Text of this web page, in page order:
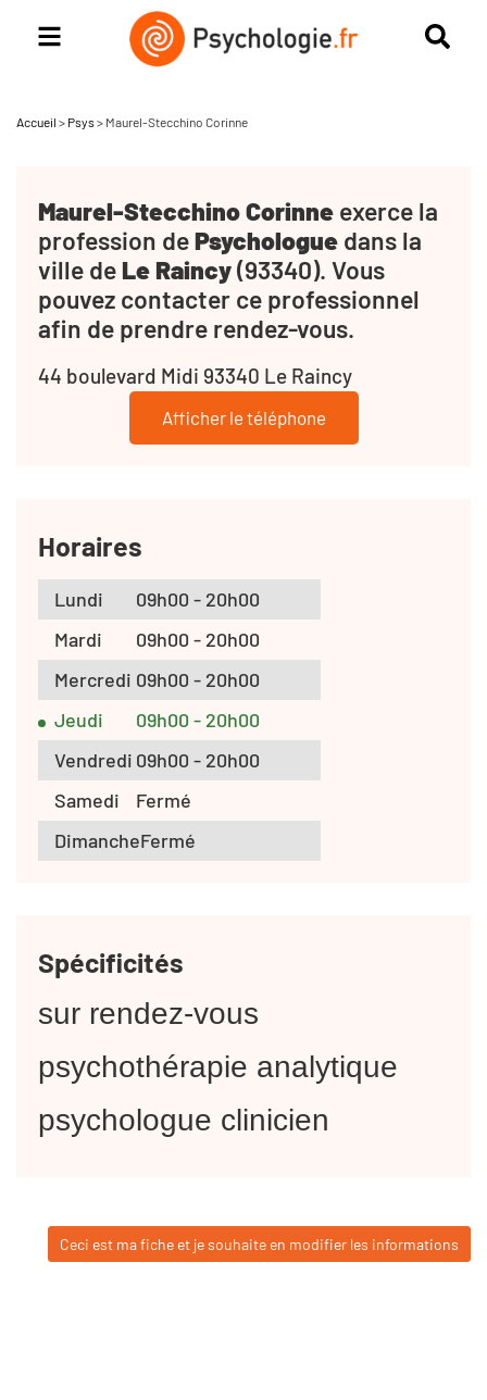
Accueil > Psys > Maurel-Stecchino Corinne
Maurel-Stecchino Corinne exerce la
profession dePsychologue dans la
ville de Le Raincy(93340). Vous
pouvez contacter ce professionnel
afin de prendre rendez-vous.
44 boulevard Midi 93340 Le Raincy
Afficher le téléphone
Horaires
Lundi
09h00 - 20h00
Mardi
09h00 - 20h00
Mercredi 09h00 - 20h00
Jeudi
09h00 - 20h00
Vendredi 09h00 - 20h00
Samedi
Fermé
DimancheFermé
Spécificités
sur rendez-vous
psychothérapie analytique
psychologue clinicien
Ceci est ma fiche et je souhaite en modifier les informations